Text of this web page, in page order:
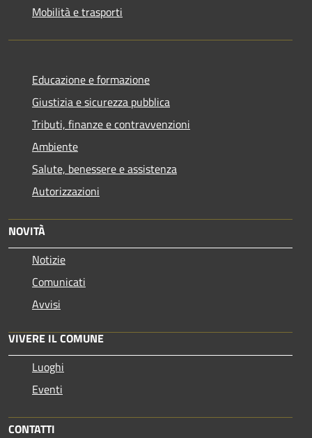
Mobilità e trasporti
Educazione e formazione
Giustizia e sicurezza pubblica
Tributi, finanze e contravvenzioni
Ambiente
Salute, benessere e assistenza
Autorizzazioni
NOVITÀ
Notizie
Comunicati
Avvisi
VIVERE IL COMUNE
Luoghi
Eventi
CONTATTI